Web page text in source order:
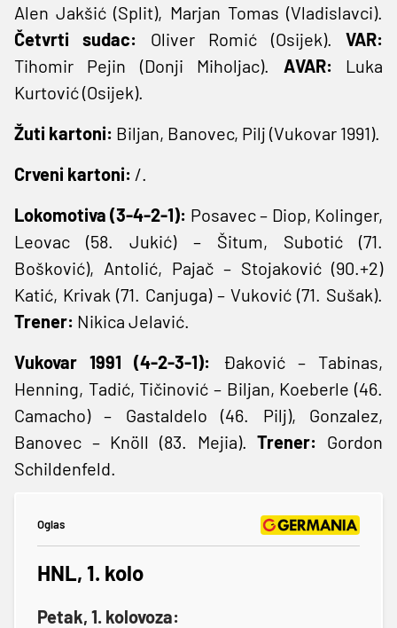
Alen Jakšić (Split), Marjan Tomas (Vladislavci).
Četvrti sudac: Oliver Romić (Osijek).VAR:
Tihomir Pejin (Donji Miholjac). AVAR: Luka
Kurtović (Osijek).
Žuti kartoni: Biljan, Banovec, Pilj (Vukovar 1991).
Crveni kartoni: /.
Lokomotiva (3-4-2-1): Posavec – Diop, Kolinger,
Leovac (58. Jukić) – Šitum, Subotić (71.
Bošković), Antolić, Pajač – Stojaković (90.+2)
Katić, Krivak (71. Canjuga) – Vuković (71. Sušak).
Trener: Nikica Jelavić.
Vukovar 1991 (4-2-3-1): Đaković – Tabinas,
Henning, Tadić, Tičinović – Biljan, Koeberle (46.
Camacho) – Gastaldelo (46. Pilj), Gonzalez,
Banovec – Knöll (83. Mejia).Trener: Gordon
Schildenfeld.
Oglas
HNL, 1. kolo
Petak, 1. kolovoza: